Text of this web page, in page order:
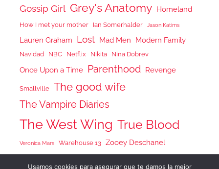
Gossip Girl Grey's Anatomy Homeland
How I met your mother Ian Somerhalder Jason Katims
Lauren Graham Lost Mad Men Modern Family
Navidad NBC Netflix Nikita Nina Dobrev
Once Upon a Time Parenthood Revenge
Smallville The good wife
The Vampire Diaries
The West Wing True Blood
Veronica Mars Warehouse 13 Zooey Deschanel
Usamos cookies para asegurar que te damos la mejor